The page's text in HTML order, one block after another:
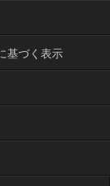
基づく表示